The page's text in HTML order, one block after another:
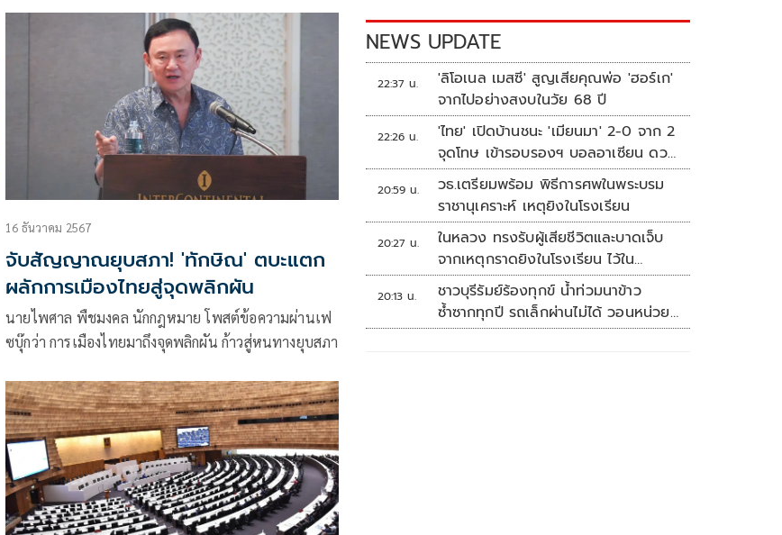
16 ธันวาคม 2567
จับสัญญาณยุบสภา! 'ทักษิณ' ตบะแตก
ผลักการเมืองไทยสู่จุดพลิกผัน
นายไพศาล พืชมงคล นักกฎหมาย โพสต์ข้อความผ่านเฟ
ซบุ๊กว่า การเมืองไทยมาถึงจุดพลิกผัน ก้าวสู่หนทางยุบสภา
NEWS UPDATE
22:37 น.
'ลิโอเนล เมสซี' สูญเสียคุณพ่อ 'ฮอร์เก'
จากไปอย่างสงบในวัย 68 ปี
22:26 น.
'ไทย' เปิดบ้านชนะ 'เมียนมา' 2-0 จาก 2
จุดโทษ เข้ารอบรองฯ บอลอาเซียน ดวล
'สิงคโปร์'
20:59 น.
วธ.เตรียมพร้อม พิธีการศพในพระบรม
ราชานุเคราะห์ เหตุยิงในโรงเรียน
20:27 น.
ในหลวง ทรงรับผู้เสียชีวิตและบาดเจ็บ
จากเหตุกราดยิงในโรงเรียน ไว้ใน
พระบรมราชานุเคราะห์
20:13 น.
ชาวบุรีรัมย์ร้องทุกข์ น้ำท่วมนาข้าว
ซ้ำซากทุกปี รถเล็กผ่านไม่ได้ วอนหน่วย
งานเร่งแก้ไข